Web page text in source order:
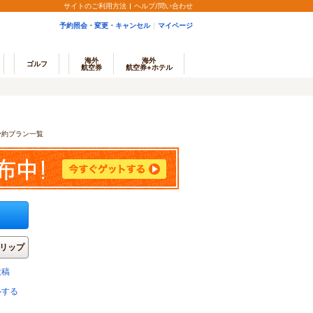
サイトのご利用方法 ヘルプ/問い合わせ
予約照会・変更・キャンセル マイページ
ゴルフ
海外
航空券
海外
航空券+ホテル
プラン一覧
ップ
る